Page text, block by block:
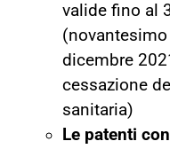
valide fino al
dicembre
cessazione
sanitaria)
Le patenti